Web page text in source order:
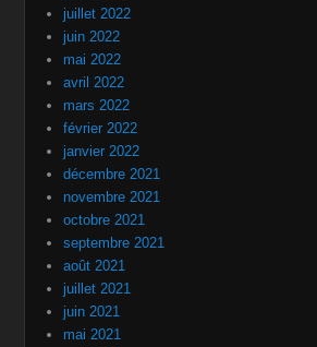
juillet 2022
juin 2022
mai 2022
avril 2022
mars 2022
février 2022
janvier 2022
décembre 2021
novembre 2021
octobre 2021
septembre 2021
août 2021
juillet 2021
juin 2021
mai 2021